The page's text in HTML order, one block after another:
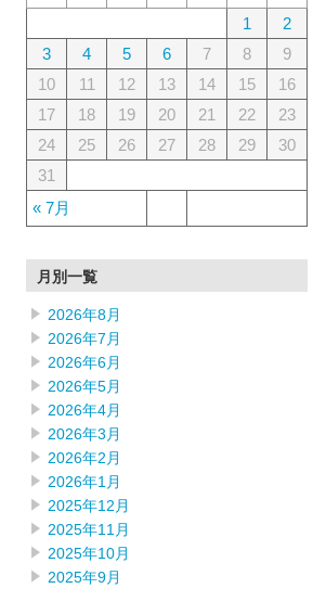
« 7月
1
2
3
4 5 6 7 8
9
10
11 12 13 14 15
16
17
18 19 20 21 22
23
24
25 26 27 28 29
30
31
月別一覧
2026年8月
2026年7月
2026年6月
2026年5月
2026年4月
2026年3月
2026年2月
2026年1月
2025年12月
2025年11月
2025年10月
2025年9月